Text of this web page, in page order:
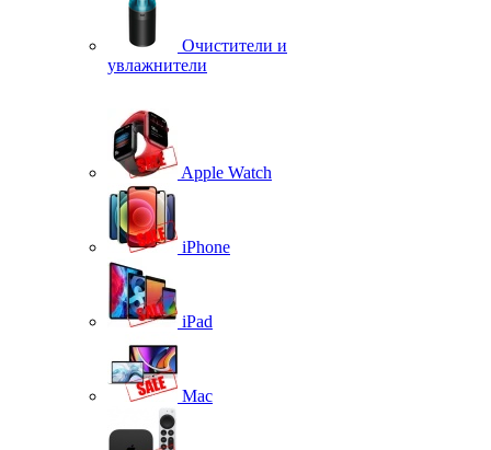
Очистители и
увлажнители
Apple Watch
iPhone
iPad
Mac